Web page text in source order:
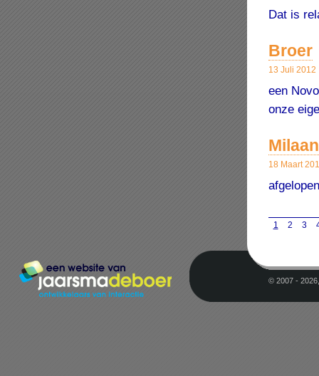
© 2007 -
Dat is
Broer
13 Juli 2012
een
onze
18 Maart
1 2 3